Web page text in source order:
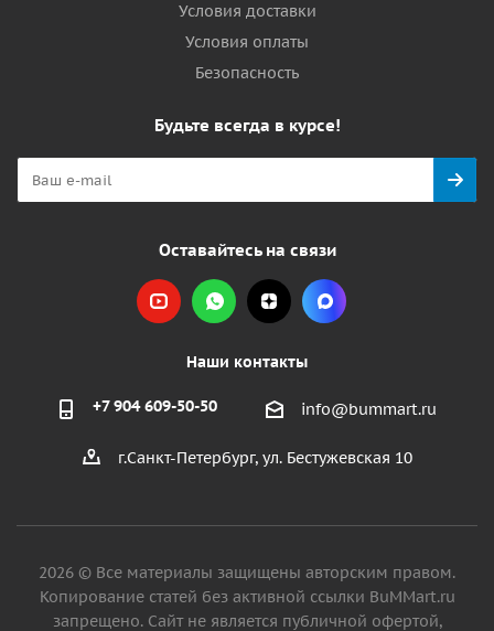
Условия доставки
Условия оплаты
Безопасность
Будьте всегда в курсе!
Оставайтесь на связи
Наши контакты
+7 904 609-50-50 info@bummart.ru
г.Санкт-Петербург, ул. Бестужевская 10
2026 © Все материалы защищены авторским правом.
Копирование статей без активной ссылки BuMMart.ru
запрещено. Сайт не является публичной офертой,